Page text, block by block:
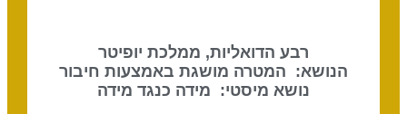
רבע הדואליות, ממלכת יופיטר
הנושא: המטרה מושגת באמצעות חיבור
נושא מיסטי: מידה כנגד מידה